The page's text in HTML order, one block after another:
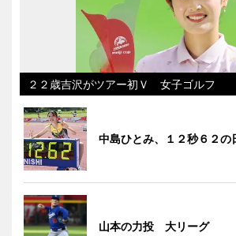
２２歳吉沢がツアー初Ｖ 女子ゴルフ
中島ひとみ、１２秒６２の
山本の力投 大リーグ